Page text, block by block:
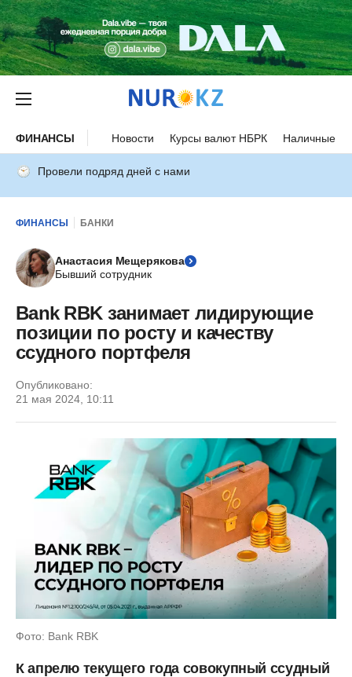
ФИНАНСЫ Новости Курсы валют НБРК Наличные
Провели подряд дней с нами
ФИНАНСЫ БАНКИ
Анастасия Мещерякова
Бывший сотрудник
Bank RBK занимает лидирующие
позиции по росту и качеству
ссудного портфеля
Опубликовано:
21 мая 2024, 10:11
Фото: Bank RBK
К апрелю текущего года совокупный ссудный